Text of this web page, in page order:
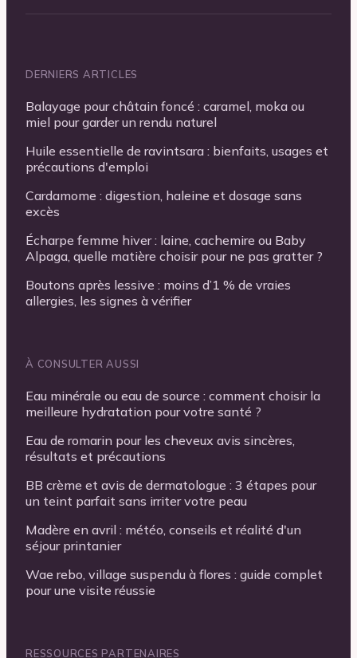
DERNIERS ARTICLES
Balayage pour châtain foncé : caramel, moka ou
miel pour garder un rendu naturel
Huile essentielle de ravintsara : bienfaits, usages et
précautions d'emploi
Cardamome : digestion, haleine et dosage sans
excès
Écharpe femme hiver : laine, cachemire ou Baby
Alpaga, quelle matière choisir pour ne pas gratter ?
Boutons après lessive : moins d’1 % de vraies
allergies, les signes à vérifier
À CONSULTER AUSSI
Eau minérale ou eau de source : comment choisir la
meilleure hydratation pour votre santé ?
Eau de romarin pour les cheveux avis sincères,
résultats et précautions
BB crème et avis de dermatologue : 3 étapes pour
un teint parfait sans irriter votre peau
Madère en avril : météo, conseils et réalité d'un
séjour printanier
Wae rebo, village suspendu à flores : guide complet
pour une visite réussie
RESSOURCES PARTENAIRES